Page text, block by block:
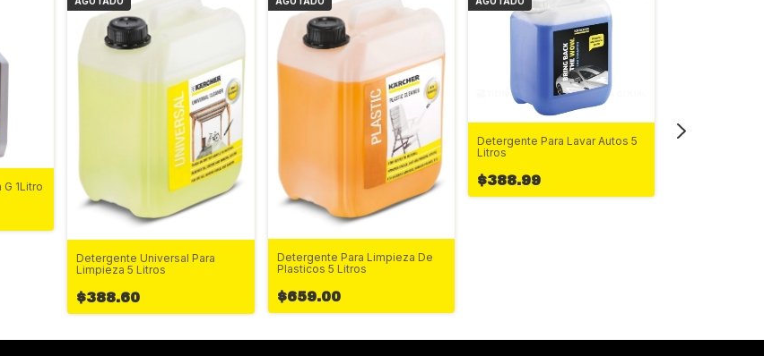
1Litro
Detergente Universal Para
Limpieza 5 Litros
$388.60
Detergente Para Limpieza De
Plasticos 5 Litros
$659.00
Detergente Para Lavar Autos 5
Litros
$388.99